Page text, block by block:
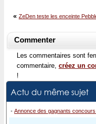
« ZeDen teste les enceinte
Commenter
Les commentaires sont
commentaire, créez un
!
Actu du même sujet
- Annonce des gagnants